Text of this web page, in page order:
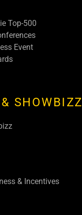
Top-500
Event
SHOWBIZZ
& Incentives